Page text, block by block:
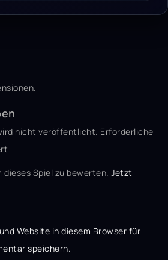
nicht veröffentlicht. Erforderliche
Spiel zu bewerten. Jetzt
Website in diesem Browser für
speichern.